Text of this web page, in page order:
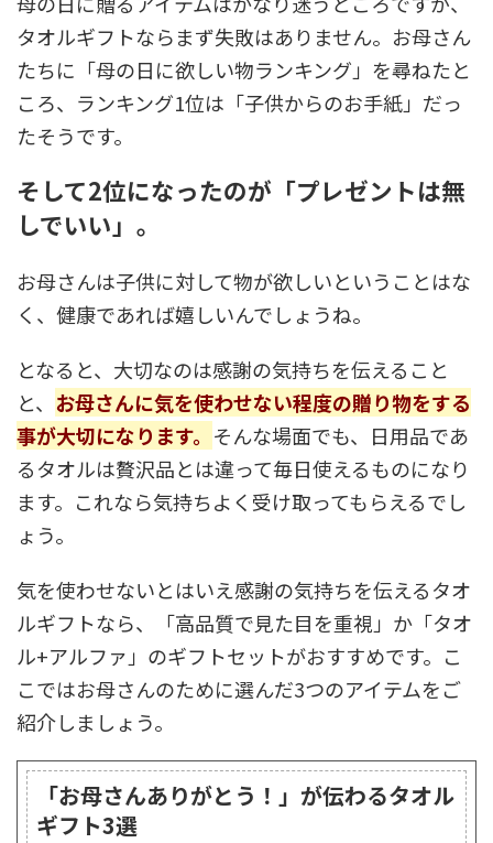
タオルギフトならまず失敗はありません。お母さん
たちに「母の日に欲しい物ランキング」を尋ねたと
ころ、ランキング1位は「子供からのお手紙」だっ
たそうです。
そして2位になったのが「プレゼントは無
しでいい」。
お母さんは子供に対して物が欲しいということはな
く、健康であれば嬉しいんでしょうね。
となると、大切なのは感謝の気持ちを伝えること
と、 お母さんに気を使わせない程度の贈り物をする
事が大切になります。 そんな場面でも、日用品であ
るタオルは贅沢品とは違って毎日使えるものになり
ます。これなら気持ちよく受け取ってもらえるでし
ょう。
気を使わせないとはいえ感謝の気持ちを伝えるタオ
ルギフトなら、「高品質で見た目を重視」か「タオ
ル+アルファ」のギフトセットがおすすめです。こ
こではお母さんのために選んだ3つのアイテムをご
紹介しましょう。
「お母さんありがとう！」が伝わるタオル
ギフト3選